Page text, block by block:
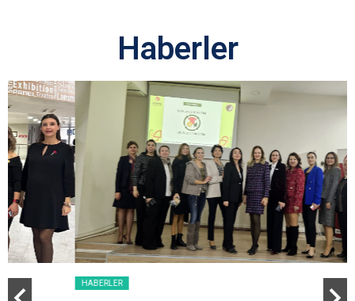
Haberler